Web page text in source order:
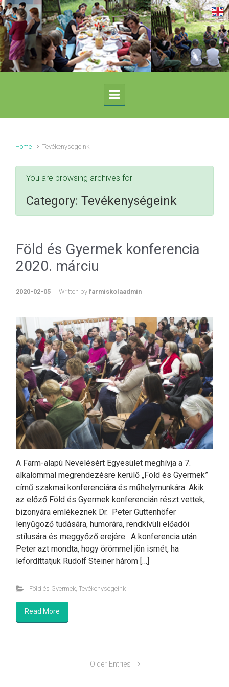
Skip to main content
Home Tevékenységeink
You are browsing archives for
Category: Tevékenységeink
Föld és Gyermek konferencia
2020. márciu
2020-02-05 Written by farmiskolaadmin
A Farm-alapú Nevelésért Egyesület meghívja a 7.
alkalommal megrendezésre kerülő „Föld és Gyermek”
című szakmai konferenciára és műhelymunkára. Akik
az előző Föld és Gyermek konferencián részt vettek,
bizonyára emlékeznek Dr. Peter Guttenhöfer
lenyűgöző tudására, humorára, rendkívüli előadói
stílusára és meggyőző erejére. A konferencia után
Peter azt mondta, hogy örömmel jön ismét, ha
lefordíttatjuk Rudolf Steiner három […]
Föld és Gyermek, Tevékenységeink
Read More
Older Entries